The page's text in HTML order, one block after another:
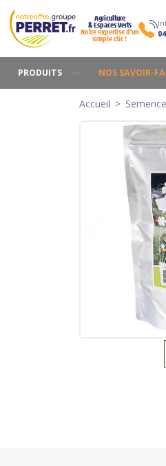
Agriculture
& Espaces Verts
Notre expertise d’un
simple clic !
PRODUITS NOS SAVOIR-
Accueil